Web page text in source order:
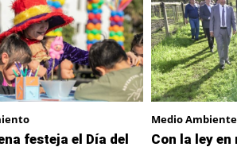
festeja el Día del
Medio Ambiente
Con la ley en